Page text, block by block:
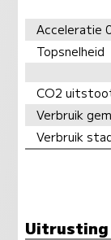
Acceleratie
Topsnelheid
CO2
Verbruik
Verbruik
Uitrusting